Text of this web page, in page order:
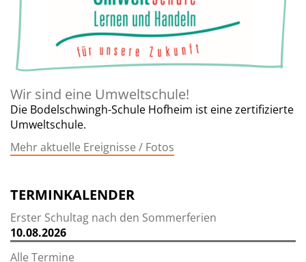
Wir sind eine Umweltschule!
Die Bodelschwingh-Schule Hofheim ist eine zertifizierte
Umweltschule.
Mehr aktuelle Ereignisse / Fotos
TERMINKALENDER
Erster Schultag nach den Sommerferien
10.08.2026
Alle Termine